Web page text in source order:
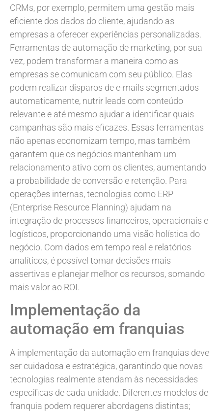
CRMs, por exemplo, permitem uma gestão mais
eficiente dos dados do cliente, ajudando as
empresas a oferecer experiências personalizadas.
Ferramentas de automação de marketing, por sua
vez, podem transformar a maneira como as
empresas se comunicam com seu público. Elas
podem realizar disparos de e-mails segmentados
automaticamente, nutrir leads com conteúdo
relevante e até mesmo ajudar a identificar quais
campanhas são mais eficazes. Essas ferramentas
não apenas economizam tempo, mas também
garantem que os negócios mantenham um
relacionamento ativo com os clientes, aumentando
a probabilidade de conversão e retenção. Para
operações internas, tecnologias como ERP
(Enterprise Resource Planning) ajudam na
integração de processos financeiros, operacionais e
logísticos, proporcionando uma visão holística do
negócio. Com dados em tempo real e relatórios
analíticos, é possível tomar decisões mais
assertivas e planejar melhor os recursos, somando
mais valor ao ROI.
Implementação da
automação em franquias
A implementação da automação em franquias deve
ser cuidadosa e estratégica, garantindo que novas
tecnologias realmente atendam às necessidades
específicas de cada unidade. Diferentes modelos de
franquia podem requerer abordagens distintas;